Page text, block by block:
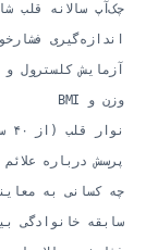
چک‌آپ سالانه قلب
اندازه‌گیری
آزمایش کلسترول
وزن و BMI
نوار قلب (از ۴۰ سالگی)
پرسش درباره
چه کسانی به
سابقه خانوادگی